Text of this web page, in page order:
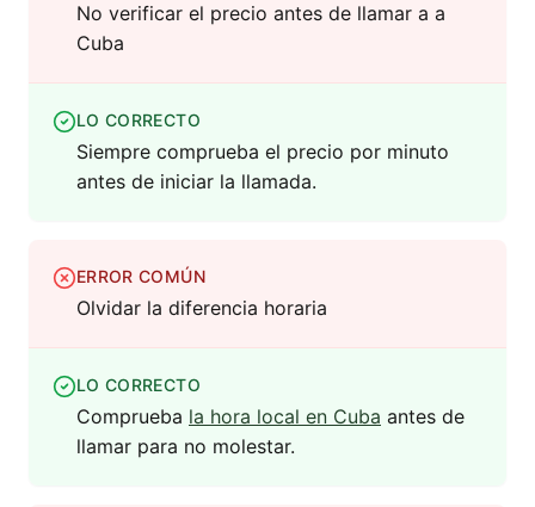
No verificar el precio antes de llamar a a
Cuba
LO CORRECTO
Siempre comprueba el precio por minuto
antes de iniciar la llamada.
ERROR COMÚN
Olvidar la diferencia horaria
LO CORRECTO
Comprueba la hora local en Cuba antes de
llamar para no molestar.